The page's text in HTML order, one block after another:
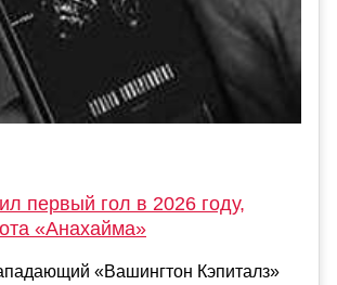
первый гол в 2026 году,
«Анахайма»
«Вашингтон Кэпиталз»